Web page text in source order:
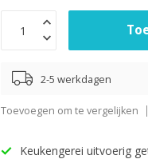
2-5 werkdagen
Toevoegen om te vergelijken
Keukengerei uitvoerig